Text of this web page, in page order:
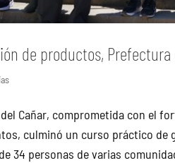
de productos,
Cañar, comprometida con el
culminó un curso práctico de
34 personas de varias